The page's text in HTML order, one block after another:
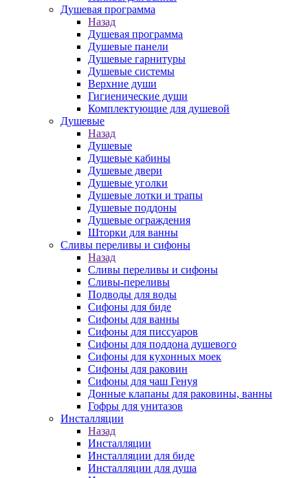
Душевая программа
Назад
Душевая программа
Душевые панели
Душевые гарнитуры
Душевые системы
Верхние души
Гигиенические души
Комплектующие для душевой
Душевые
Назад
Душевые
Душевые кабины
Душевые двери
Душевые уголки
Душевые лотки и трапы
Душевые поддоны
Душевые ограждения
Шторки для ванны
Сливы переливы и сифоны
Назад
Сливы переливы и сифоны
Сливы-переливы
Подводы для воды
Сифоны для биде
Сифоны для ванны
Сифоны для писсуаров
Сифоны для поддона душевого
Сифоны для кухонных моек
Сифоны для раковин
Сифоны для чаш Генуя
Донные клапаны для раковины, ванны
Гофры для унитазов
Инсталляции
Назад
Инсталляции
Инсталляции для биде
Инсталляции для душа